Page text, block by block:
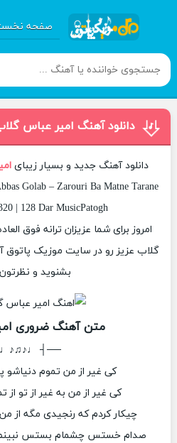
صفحه
دانلود آهنگ امیر عباس
دانلود آهنگ جدید و بسیار زیبای
Golab – Zarouri Ba Matne Tarane
| 128 Dar MusicPatogh
امروز برای شما عزیزان ترانه فوق
گلاب عزیز رو در سایت موزیک پاتوق
بشنوید و
متن آهنگ ضروری
├──
کی غیر از من تموم دنیاشو
کی غیر از من به غیر از تو از
چیکار کردم که رنجیدی مگه از
صدام خستس چشمام بستس نبینم